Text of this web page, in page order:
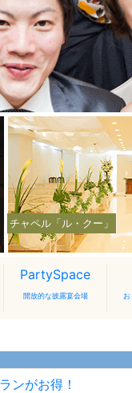
チャペル「ル・クー」
PartySpace
開放的な披露宴会場
ンがお得！